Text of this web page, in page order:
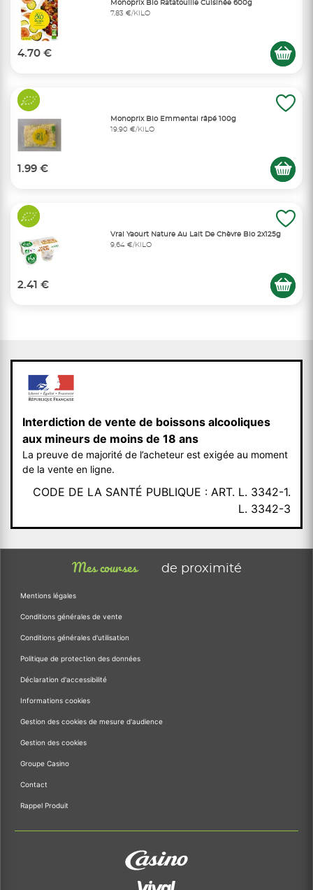
Monoprix Bio Ratatouille Cuisinée 600g
7,83 €/KILO
4.70 €
Monoprix Bio Emmental râpé 100g
19,90 €/KILO
1.99 €
Vrai Yaourt Nature Au Lait De Chèvre Bio 2x125g
9,64 €/KILO
2.41 €
Interdiction de vente de boissons alcooliques
aux mineurs de moins de 18 ans
La preuve de majorité de l’acheteur est exigée au moment
de la vente en ligne.
CODE DE LA SANTÉ PUBLIQUE : ART. L. 3342-1.
L. 3342-3
Mes courses de proximité
Mentions légales
Conditions générales de vente
Conditions générales d'utilisation
Politique de protection des données
Déclaration d'accessibilité
Informations cookies
Gestion des cookies de mesure d'audience
Gestion des cookies
Groupe Casino
Contact
Rappel Produit